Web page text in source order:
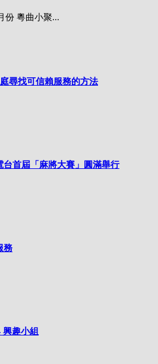
份 粵曲小聚...
尋找可信賴服務的方法
台首屆「麻將大賽」圓滿舉行
務
趣小組